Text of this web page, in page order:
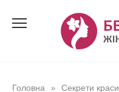
Головна » Секрети краси